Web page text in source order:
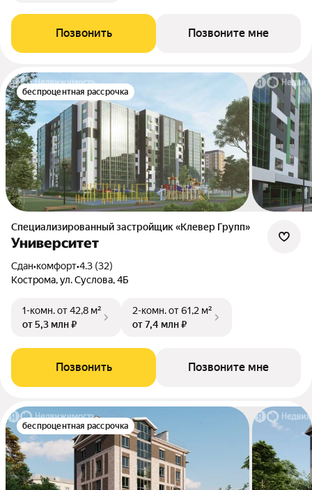
Позвонить Позвоните мне
беспроцентная рассрочка
Специализированный застройщик «Клевер Групп»
Университет
Сдан•комфорт•4.3 (32)
Кострома, ул. Суслова, 4Б
1-комн.от 42,8 м²
от 5,3 млн ₽
2-комн.от 61,2 м²
от 7,4 млн ₽
Позвонить Позвоните мне
беспроцентная рассрочка